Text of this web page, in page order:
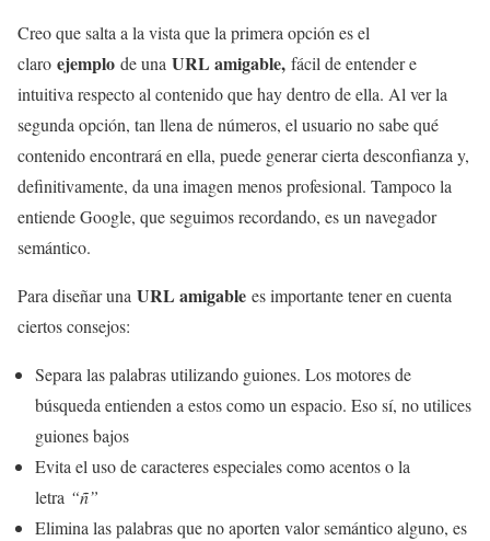
Creo que salta a la vista que la primera opción es el
claro ejemplo de una URL amigable, fácil de entender e
intuitiva respecto al contenido que hay dentro de ella. Al ver la
segunda opción, tan llena de números, el usuario no sabe qué
contenido encontrará en ella, puede generar cierta desconfianza y,
definitivamente, da una imagen menos profesional. Tampoco la
entiende Google, que seguimos recordando, es un navegador
semántico.
Para diseñar una URL amigable es importante tener en cuenta
ciertos consejos:
Separa las palabras utilizando guiones. Los motores de
búsqueda entienden a estos como un espacio. Eso sí, no utilices
guiones bajos
Evita el uso de caracteres especiales como acentos o la
letra “ñ”
Elimina las palabras que no aporten valor semántico alguno, es